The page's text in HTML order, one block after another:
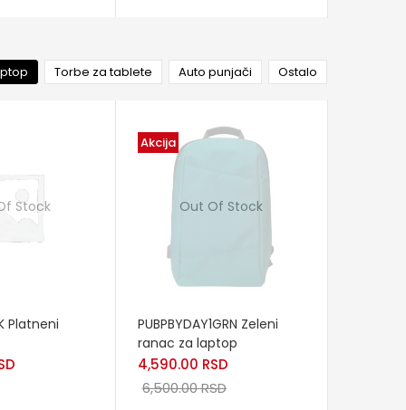
Torbe za tablete Auto punjači Ostalo
Stock
Platneni
Akcija
Out Of Stock
PUBPBYDAY1GRN Zeleni
ranac za laptop
4,590.00 RSD
6,500.00RSD